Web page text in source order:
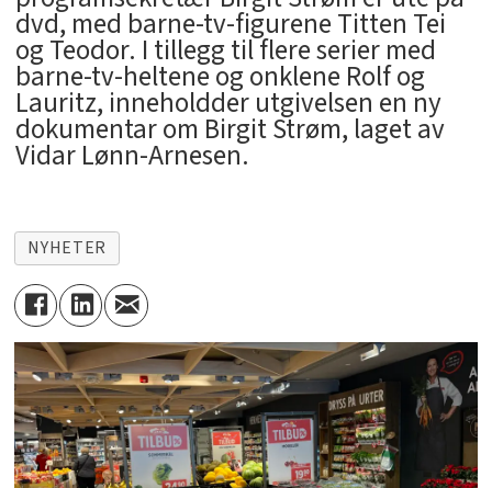
dvd, med barne-tv-figurene Titten Tei
og Teodor. I tillegg til flere serier med
barne-tv-heltene og onklene Rolf og
Lauritz, inneholdder utgivelsen en ny
dokumentar om Birgit Strøm, laget av
Vidar Lønn-Arnesen.
NYHETER